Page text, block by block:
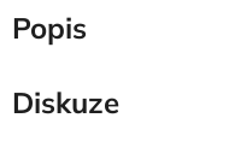
Popis
Diskuze